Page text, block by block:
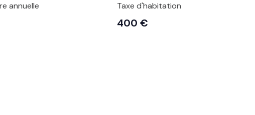
annuelle Taxe d'habitation
400 €